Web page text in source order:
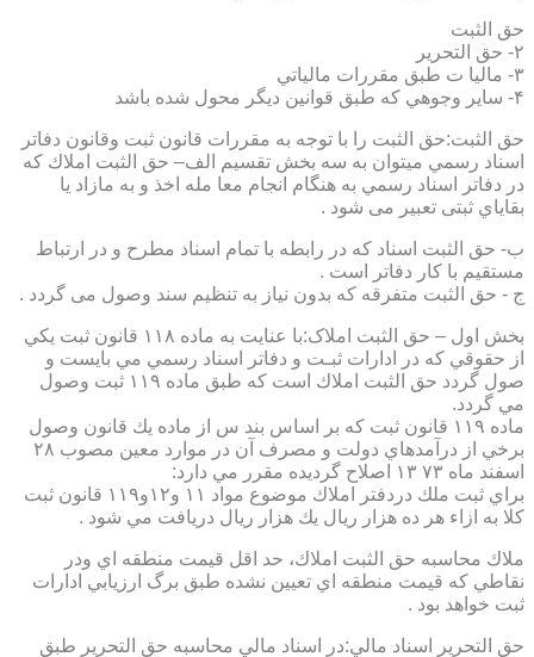
حق الثبت
۲- حق التحرير
۳- ماليا ت طبق مقررات مالياتي
۴- ساير وجوهي كه طبق قوانين ديگر محول شده باشد
حق الثبت:حق الثبت را با توجه به مقررات قانون ثبت وقانون دفاتر
اسناد رسمي ميتوان به سه بخش تقسيم الف– حق الثبت املاك كه
در دفاتر اسناد رسمي به هنگام انجام معا مله اخذ و به مازاد يا
بقاياي ثبتی تعبیر می شود .
ب- حق الثبت اسناد كه در رابطه با تمام اسناد مطرح و در ارتباط
مستقيم با كار دفاتر است .
ج - حق الثبت متفرقه كه بدون نياز به تنظیم سند وصول می گردد .
بخش اول – حق الثبت املاک:با عنايت به ماده ۱۱۸ قانون ثبت يكي
از حقوقي كه در ادارات ثبـت و دفاتر اسناد رسمي مي بايست و
صول گردد حق الثبت املاك است كه طبق ماده ۱۱۹ ثبت وصول
مي گردد.
ماده ۱۱۹ قانون ثبت كه بر اساس بند س از ماده يك قانون وصول
برخي از درآمدهاي دولت و مصرف آن در موارد معين مصوب ۲۸
اسفند ماه ۷۳ ۱۳ اصلاح گرديده مقرر مي دارد:
براي ثبت ملك دردفتر املاك موضوع مواد ۱۱ و۱۲و۱۱۹ قانون ثبت
كلا به ازاء هر ده هزار ريال يك هزار ريال دريافت مي شود .
ملاك محاسبه حق الثبت املاك، حد اقل قيمت منطقه اي ودر
نقاطي كه قيمت منطقه اي تعيين نشده طبق برگ ارزيابي ادارات
ثبت خواهد بود .
حق التحرير اسناد مالي:در اسناد مالي محاسبه حق التحرير طبق